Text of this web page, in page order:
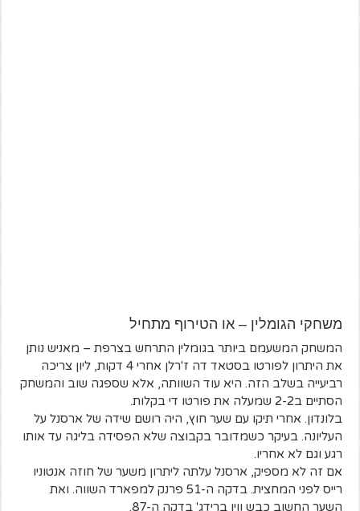
משחקי הגומלין – או הטירוף מתחיל
המשחק המשעמם ביותר בגומלין התרחש בצרפת – מאניש נותן
את היתרון לפורטו בסטאד דה ז'רלן אחרי 4 דקות, ליון צריכה
רביעייה בשלב הזה. היא עוד השוותה, אלא שספגה שוב והמשחק
הסתיים ב2-2 שמעלה את פורטו די בקלות.
בלונדון. אחרי תיקו עם שער חוץ, היה רושם שידה של ארסנל על
העליונה. בעיקר כשמדובר בקבוצה שלא הפסידה בליגה עד אותו
רגע וגם לא אחריו.
אם זה לא מספיק, ארסנל עלתה ליתרון משער של חוזה אנטוניו
רייס לפני המחצית. בדקה ה-51 פרנק למפארד השווה. ואת
השער החשוב כבש ווין ברידג' בדקה ה-87.